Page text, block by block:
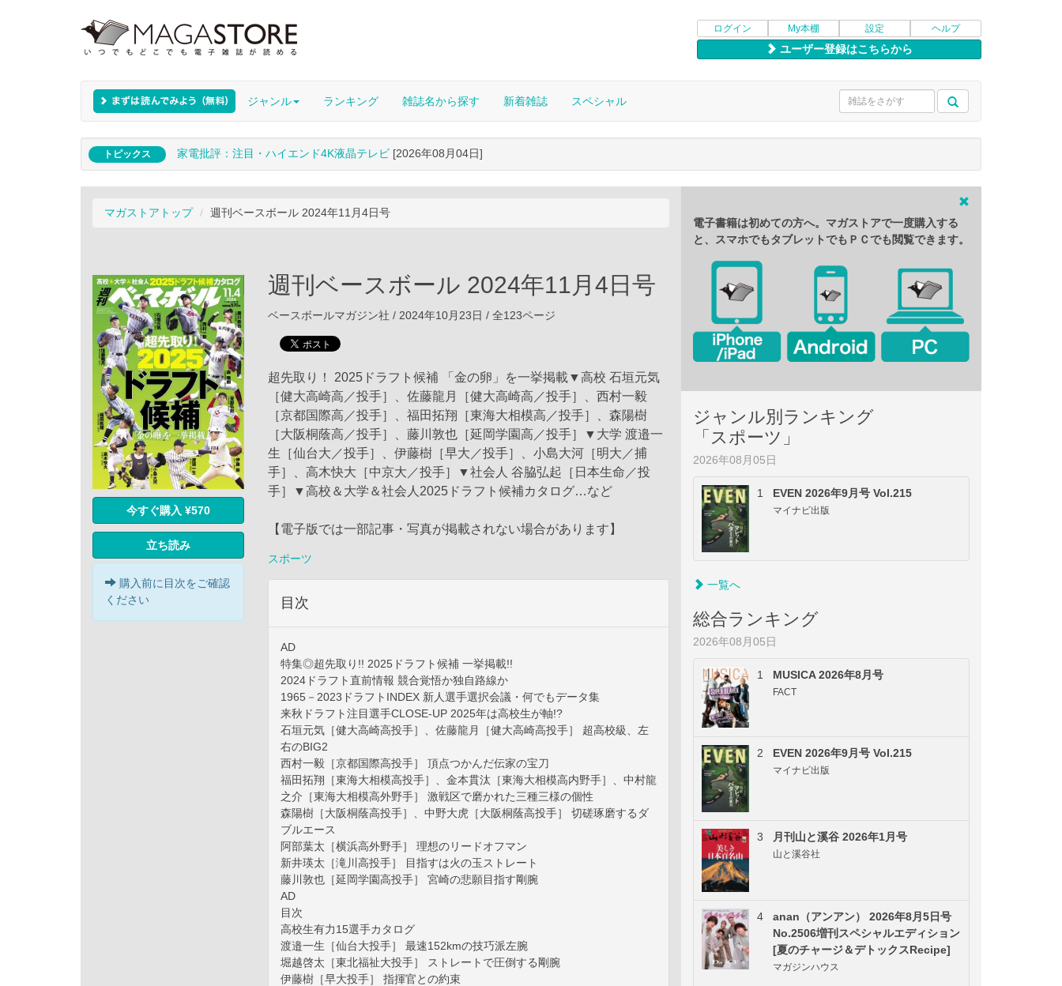
ログイン My本棚 設定 ヘルプ
ユーザー登録はこちらから
ジャンル ランキング 雑誌名から探す 新着雑誌 スペシャル
トピックス 家電批評：注目・ハイエンド4K液晶テレビ [2026年08月04日]
マガストアトップ 週刊ベースボール 2024年11月4日号
今すぐ購入 ¥570
立ち読み
購入前に目次をご確認
ください
週刊ベースボール 2024年11月4日号
ベースボールマガジン社 / 2024年10月23日 / 全123ページ
超先取り！ 2025ドラフト候補 「金の卵」を一挙掲載▼高校 石垣元気
［健大高崎高／投手］、佐藤龍月［健大高崎高／投手］、西村一毅
［京都国際高／投手］、福田拓翔［東海大相模高／投手］、森陽樹
［大阪桐蔭高／投手］、藤川敦也［延岡学園高／投手］▼大学 渡邉一
生［仙台大／投手］、伊藤樹［早大／投手］、小島大河［明大／捕
手］、高木快大［中京大／投手］▼社会人 谷脇弘起［日本生命／投
手］▼高校＆大学＆社会人2025ドラフト候補カタログ…など
【電子版では一部記事・写真が掲載されない場合があります】
スポーツ
目次
AD
特集◎超先取り!! 2025ドラフト候補 一挙掲載!!
2024ドラフト直前情報 競合覚悟か独自路線か
1965－2023ドラフトINDEX 新人選手選択会議・何でもデータ集
来秋ドラフト注目選手CLOSE-UP 2025年は高校生が軸!?
石垣元気［健大高崎高投手］、佐藤龍月［健大高崎高投手］ 超高校級、左
右のBIG2
西村一毅［京都国際高投手］ 頂点つかんだ伝家の宝刀
福田拓翔［東海大相模高投手］、金本貫汰［東海大相模高内野手］、中村龍
之介［東海大相模高外野手］ 激戦区で磨かれた三種三様の個性
森陽樹［大阪桐蔭高投手］、中野大虎［大阪桐蔭高投手］ 切磋琢磨するダ
ブルエース
阿部葉太［横浜高外野手］ 理想のリードオフマン
新井瑛太［滝川高投手］ 目指すは火の玉ストレート
藤川敦也［延岡学園高投手］ 宮崎の悲願目指す剛腕
AD
目次
高校生有力15選手カタログ
渡邉一生［仙台大投手］ 最速152kmの技巧派左腕
堀越啓太［東北福祉大投手］ ストレートで圧倒する剛腕
伊藤樹［早大投手］ 指揮官との約束
電子書籍は初めての方へ。マガストアで一度購入する
と、スマホでもタブレットでもＰＣでも閲覧できます。
ジャンル別ランキング
「スポーツ」
2026年08月05日
1 EVEN 2026年9月号 Vol.215
マイナビ出版
一覧へ
総合ランキング
2026年08月05日
1 MUSICA 2026年8月号
FACT
2 EVEN 2026年9月号 Vol.215
マイナビ出版
3 月刊山と溪谷 2026年1月号
山と溪谷社
4
anan（アンアン） 2026年8月5日号
No.2506増刊スペシャルエディション
[夏のチャージ＆デトックスRecipe]
マガジンハウス